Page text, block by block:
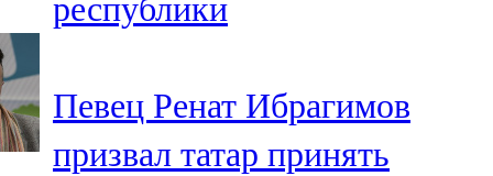
республики
Певец Ренат Ибрагимов
призвал татар принять